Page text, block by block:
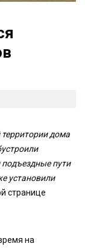
дома
пути
установили
странице
на